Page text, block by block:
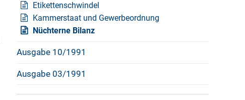
Etikettenschwindel
Kammerstaat und Gewerbeordnung
Nüchterne Bilanz
Ausgabe 10/1991
Ausgabe 03/1991